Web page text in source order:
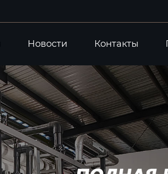
Новости Контакты